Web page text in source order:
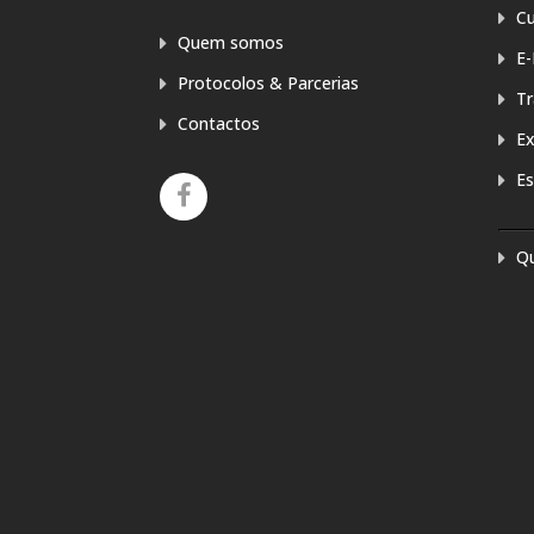
Quem somos
Protocolos & Parcerias
Contactos